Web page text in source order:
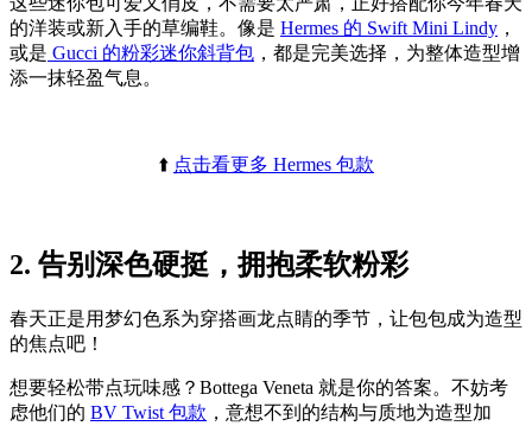
的洋装或新入手的草编鞋。像是 Hermes 的 Swift Mini Lindy ，
或是 Gucci 的粉彩迷你斜背包 ，都是完美选择，为整体造型增
添一抹轻盈气息。
⬆️ 点击看更多 Hermes 包款
2. 告别深色硬挺，拥抱柔软粉彩
春天正是用梦幻色系为穿搭画龙点睛的季节，让包包成为造型
的焦点吧！
想要轻松带点玩味感？Bottega Veneta 就是你的答案。不妨考
虑他们的 BV Twist 包款 ，意想不到的结构与质地为造型加